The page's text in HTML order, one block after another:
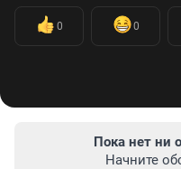
0 0
Пока нет ни
Начните